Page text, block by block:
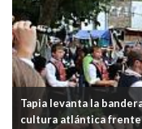
Tapia levanta la
cultura atlántica frente